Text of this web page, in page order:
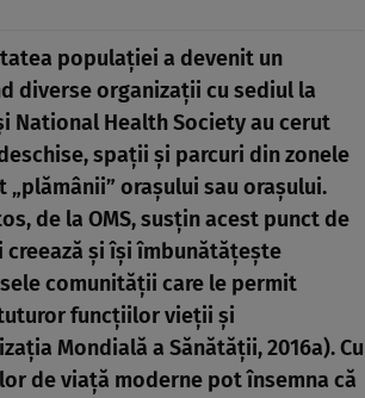
populației a devenit un
diverse organizații cu sediul la
National Health Society au cerut
spații și parcuri din zonele
orașului sau orașului.
de la OMS, susțin acest punct de
creează și își îmbunătățește
comunității care le permit
funcțiilor vieții și
Mondială a Sănătății, 2016a). Cu
de viață moderne pot însemna că